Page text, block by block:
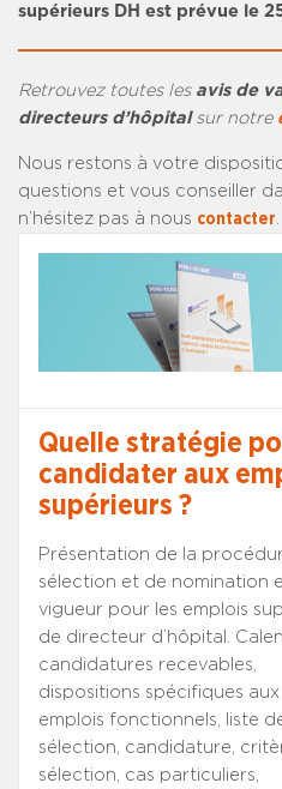
supérieurs DH est prévue le
Retrouvez toutes les avis de
directeurs d’hôpitalsur notre
Nous restons à votre
questions et vous conseiller
n’hésitez pas à nous contacter.
Quelle stratégie
candidater aux
supérieurs ?
Présentation de la
sélection et de nomination
vigueur pour les emplois
de directeur d’hôpital.
candidatures recevables,
dispositions spécifiques aux
emplois fonctionnels, liste
sélection, candidature,
sélection, cas particuliers,